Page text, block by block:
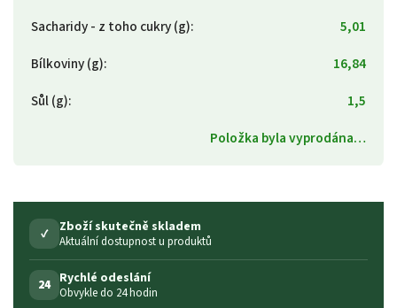
Sacharidy - z toho cukry (g):
5,01
Bílkoviny (g):
16,84
Sůl (g):
1,5
Položka byla vyprodána…
✓ Zboží skutečně skladem
Aktuální dostupnost u produktů
24 Rychlé odeslání
Obvykle do 24 hodin